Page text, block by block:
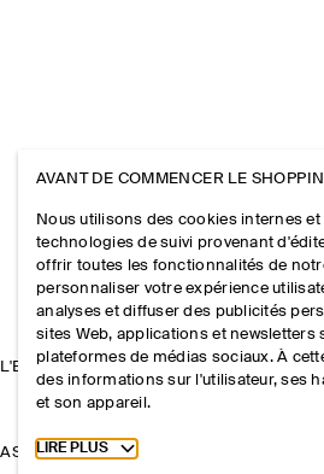
L'ENTREPRISE
ASSISTANCE
AVANT DE COMMENCER LE
Nous utilisons des cookies internes
technologies de suivi provenant
offrir toutes les fonctionnalités de
personnaliser votre expérience
analyses et diffuser des publicités
sites Web, applications et newsletters
plateformes de médias sociaux. À
des informations sur l'utilisateur, ses
et son appareil.
Toggle more cookie information
LIRE PLUS